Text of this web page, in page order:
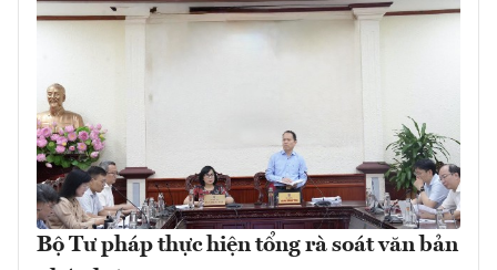
Bộ Tư pháp thực hiện tổng rà soát văn bản